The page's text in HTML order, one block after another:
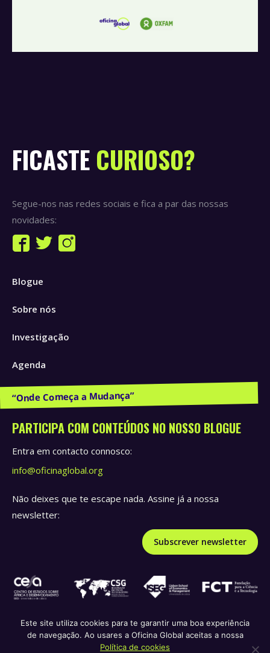
FICASTE CURIOSO?
Segue-nos nas redes sociais e fica a par das nossas
novidades:
Find us on:
Facebook
opens
new
Twitter
new
Instagram
Blogue
Sobre nós
Investigação
Agenda
Publicações e Recursos
PARTICIPA COM CONTEÚDOS NO NOSSO BLOGUE
Entra em contacto connosco:
info@oficinaglobal.org
Não deixes que te escape nada. Assine já a nossa
newsletter:
Subscrever newsletter
Política de privacidade e termos de serviço
Este site utiliza cookies para te garantir uma boa experiência
de navegação. Ao usares a Oficina Global aceitas a nossa
Política de cookies